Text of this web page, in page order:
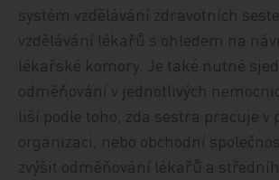
systém vzdělávání zdravotních
vzdělávání lékařů s ohledem na
lékařské komory. Je také nutné
odměňování v jednotlivých
liší podle toho, zda sestra pracuje v
organizaci, nebo obchodní
zvýšit odměňování lékařů a